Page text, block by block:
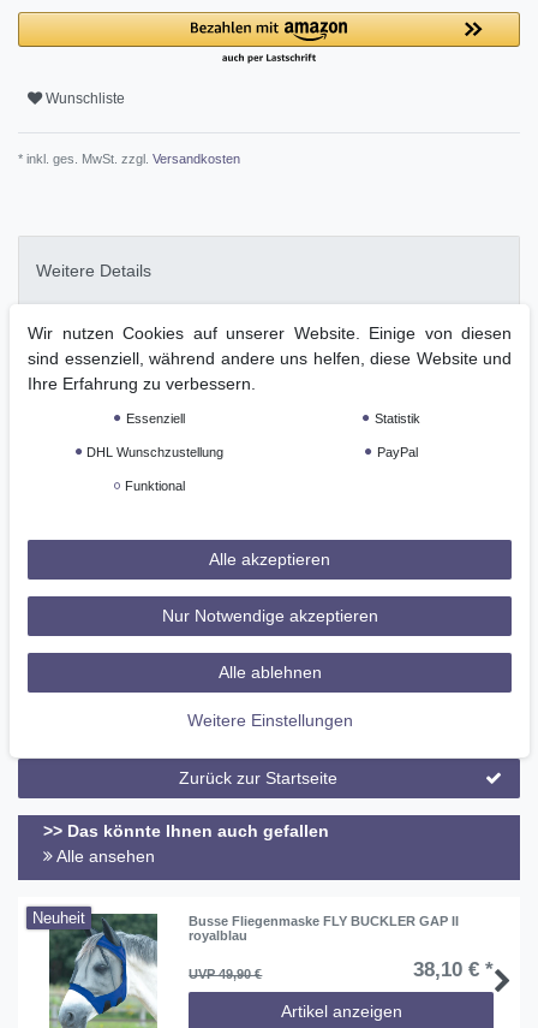
Wunschliste
* inkl. ges. MwSt. zzgl. Versandkosten
Weitere Details
GPSR
Technisches
Merkmal
Zustand
Neu
Altersfreigabe
Deutschland
Inhalt
1 Stück
Netto-Gewicht
197 g
42010000
Zurück zur Startseite
>> Das könnte Ihnen auch gefallen
Alle ansehen
Neuheit
Busse Fliegenmaske FLY BUCKLER GAP II
royalblau
UVP 49,90 € 38,10 € *
Artikel anzeigen
Wir nutzen Cookies auf unserer Website. Einige von diesen
sind essenziell, während andere uns helfen, diese Website und
Ihre Erfahrung zu verbessern.
Essenziell Statistik
DHL Wunschzustellung PayPal
Funktional
Alle akzeptieren
Nur Notwendige akzeptieren
Alle ablehnen
Weitere Einstellungen